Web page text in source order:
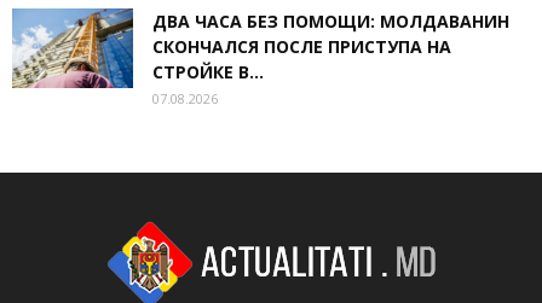
ДВА ЧАСА БЕЗ ПОМОЩИ: МОЛДАВАНИН
СКОНЧАЛСЯ ПОСЛЕ ПРИСТУПА НА
СТРОЙКЕ В...
07.08.2026